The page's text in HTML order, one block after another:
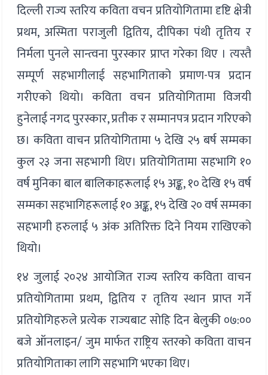
दिल्ली राज्य स्तरिय कविता वचन प्रतियोगितामा दृष्टि क्षेत्री
प्रथम, अस्मिता पराजुली द्वितिय, दीपिका पंथी तृतिय र
निर्मला पुनले सान्त्वना पुरस्कार प्राप्त गरेका थिए । त्यस्तै
सम्पूर्ण सहभागीलाई सहभागिताको प्रमाण-पत्र प्रदान
गरीएको थियो। कविता वचन प्रतियोगितामा विजयी
हुनेलाई नगद पुरस्कार, प्रतीक र सम्मानपत्र प्रदान गरिएको
छ। कविता वाचन प्रतियोगितामा ५ देखि २५ बर्ष सम्मका
कुल २३ जना सहभागी थिए। प्रतियोगितामा सहभागि १०
वर्ष मुनिका बाल बालिकाहरूलाई १५ अङ्क, १० देखि १५ वर्ष
सम्मका सहभागिहरूलाई १० अङ्क, १५ देखि २० वर्ष सम्मका
सहभागी हरुलाई ५ अंक अतिरिक्त दिने नियम राखिएको
थियो।
१४ जुलाई २०२४ आयोजित राज्य स्तरिय कविता वाचन
प्रतियोगितामा प्रथम, द्वितिय र तृतिय स्थान प्राप्त गर्ने
प्रतियोगिहरुले प्रत्येक राज्यबाट सोहि दिन बेलुकी ०७:००
बजे ऑनलाइन/ जुम मार्फत राष्ट्रिय स्तरको कविता वाचन
प्रतियोगिताका लागि सहभागि भएका थिए।